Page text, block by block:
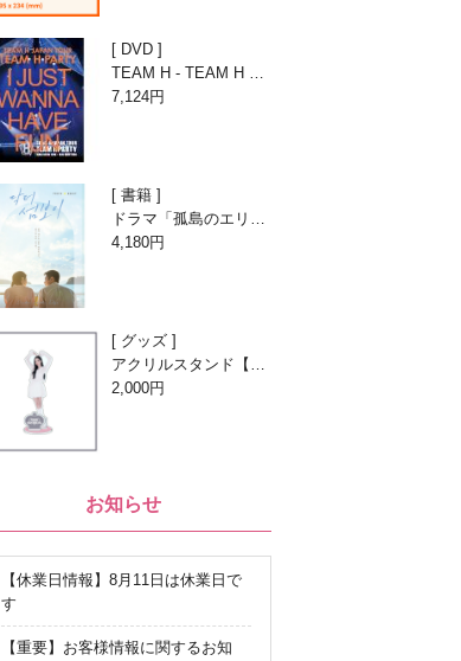
DVD
TEAM H - TEAM H PA
RTY LIVE[DVD]
7,124円
書籍
ドラマ「孤島のエリー
トドクター」フォトエ
4,180円
グッズ
アクリルスタンド【O
h! MY QUEEN -1st An
2,000円
お知らせ
【休業日情報】8月11日は休業日で
す
【重要】お客様情報に関するお知